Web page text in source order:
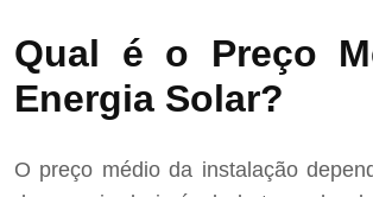
Qual é o Preço
Energia Solar?
O preço médio da instalação